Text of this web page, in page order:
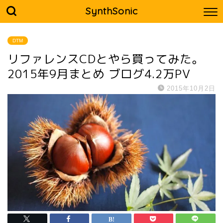
SynthSonic
DTM
リファレンスCDとやら買ってみた。
2015年9月まとめ ブログ4.2万PV
2015年10月2日